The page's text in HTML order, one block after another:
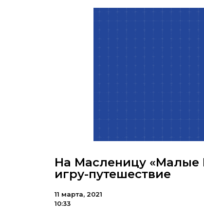
На Масленицу
игру-путешествие
11 марта, 2021
10:33